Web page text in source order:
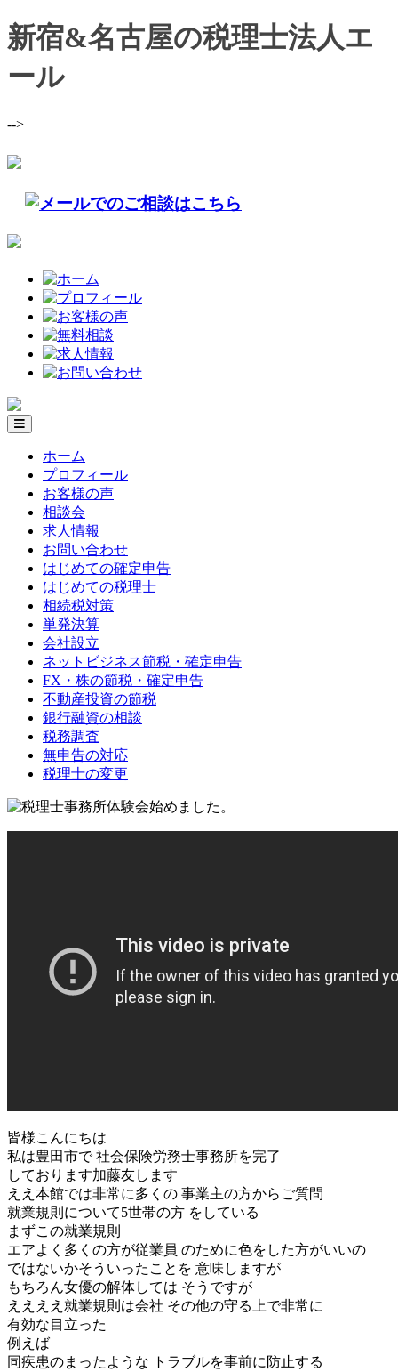
新宿&名古屋の税理士法人エ
ール
-->
ホーム
プロフィール
お客様の声
相談会
求人情報
お問い合わせ
はじめての確定申告
はじめての税理士
相続税対策
単発決算
会社設立
ネットビジネス節税・確定申告
FX・株の節税・確定申告
不動産投資の節税
銀行融資の相談
税務調査
無申告の対応
税理士の変更
皆様こんにちは
私は豊田市で 社会保険労務士事務所を完了
しております加藤友します
ええ本館では非常に多くの 事業主の方からご質問
就業規則について5世帯の方 をしている
まずこの就業規則
エアよく多くの方が従業員 のために色をした方がいいの
ではないかそういったことを 意味しますが
もちろん女優の解体しては そうですが
ええええ就業規則は会社 その他の守る上で非常に
有効な目立った
例えば
同疾患のまったような トラブルを事前に防止する